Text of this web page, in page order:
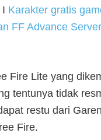
I Karakter gratis
FF Advance Server
Fire Lite yang
tentunya tidak
restu dari
Fire.